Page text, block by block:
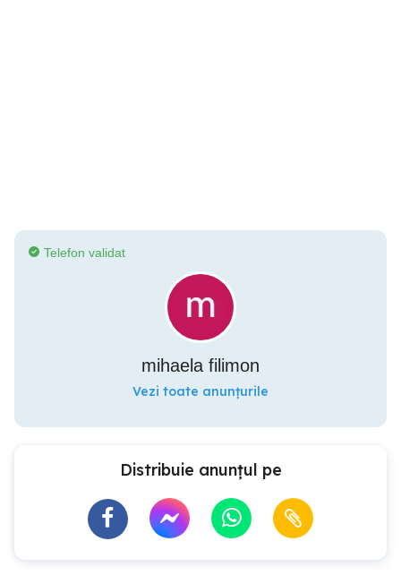
Telefon validat
mihaela filimon
Vezi toate anunțurile
Distribuie anunțul pe